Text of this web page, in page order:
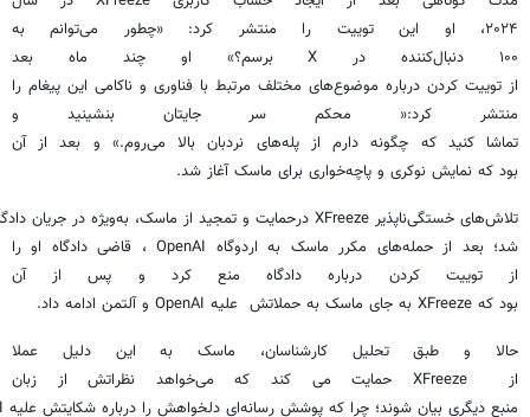
۲۰۲۴، او این توییت را منتشر کرد: «چطور می‌توانم به
۱۰۰ دنبال‌کننده در X برسم؟» او چند ماه بعد
از توییت کردن درباره موضوع‌های مختلف مرتبط با فناوری و ناکامی این پیغام را
منتشر کرد:« محکم سر جایتان بنشینید و
تماشا کنید که چگونه دارم از پله‌های نردبان بالا می‌روم.» و بعد از آن
بود که نمایش نوکری و پاچه‌خواری برای ماسک آغاز شد.
شد؛ بعد از حمله‌های مکرر ماسک به اردوگاه OpenAI ، قاضی دادگاه او را
از توییت کردن درباره دادگاه منع کرد و پس از آن
بود که XFreeze به جای ماسک به حملاتش علیه OpenAI و آلتمن ادامه داد.
حالا و طبق تحلیل کارشناسان، ماسک به این دلیل عملا
از XFreeze حمایت می کند که می‌خواهد نظراتش از زبان
منبع دیگری بیان شوند؛ چرا که پوشش رسانه‌ای دلخواهش را درباره شکایتش علیه OpenAI دریافت نمی‌کند.